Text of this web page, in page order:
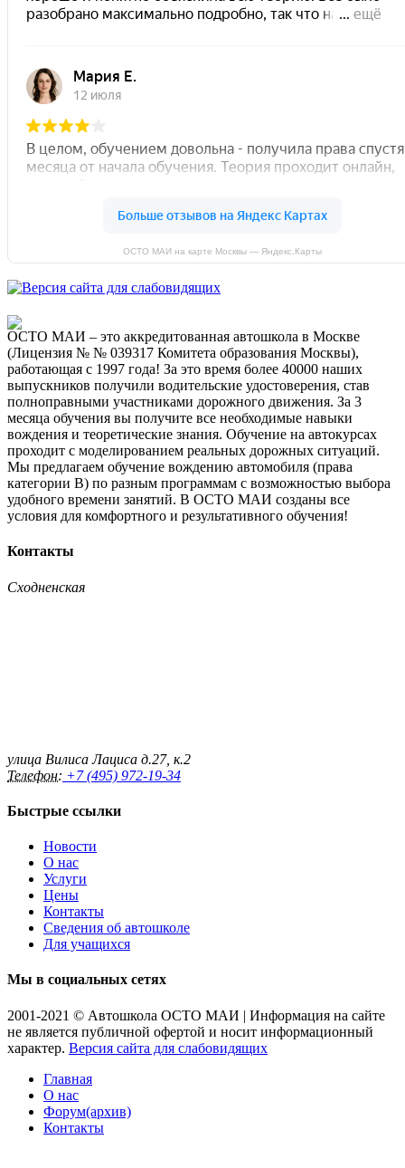
ОСТО МАИ на карте Москвы — Яндекс.Карты
ОСТО МАИ – это аккредитованная автошкола в Москве
(Лицензия № № 039317 Комитета образования Москвы),
работающая с 1997 года! За это время более 40000 наших
выпускников получили водительские удостоверения, став
полноправными участниками дорожного движения. За 3
месяца обучения вы получите все необходимые навыки
вождения и теоретические знания. Обучение на автокурсах
проходит с моделированием реальных дорожных ситуаций.
Мы предлагаем обучение вождению автомобиля (права
категории B) по разным программам с возможностью выбора
удобного времени занятий. В ОСТО МАИ созданы все
условия для комфортного и результативного обучения!
Контакты
Сходненская
улица Вилиса Лациса д.27, к.2
Телефон: +7 (495) 972-19-34
Быстрые ссылки
Новости
О нас
Услуги
Цены
Контакты
Сведения об автошколе
Для учащихся
Мы в социальных сетях
2001-2021 © Автошкола ОСТО МАИ | Информация на сайте
не является публичной офертой и носит информационный
характер. Версия сайта для слабовидящих
Главная
О нас
Форум(архив)
Контакты